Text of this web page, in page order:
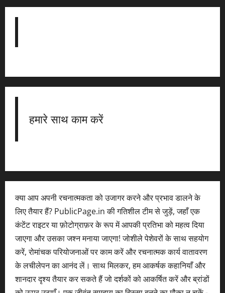
हमारे साथ काम करें
क्या आप अपनी रचनात्मकता को उजागर करने और प्रभाव डालने के
लिए तैयार हैं? PublicPage.in की गतिशील टीम से जुड़ें, जहाँ एक
कंटेंट राइटर या फ़ोटोग्राफ़र के रूप में आपकी प्रतिभा को महत्व दिया
जाएगा और उसका जश्न मनाया जाएगा! जोशीले पेशेवरों के साथ सहयोग
करें, रोमांचक परियोजनाओं पर काम करें और रचनात्मक कार्य वातावरण
के लचीलेपन का आनंद लें। साथ मिलकर, हम आकर्षक कहानियाँ और
शानदार दृश्य तैयार कर सकते हैं जो दर्शकों को आकर्षित करें और ब्रांडों